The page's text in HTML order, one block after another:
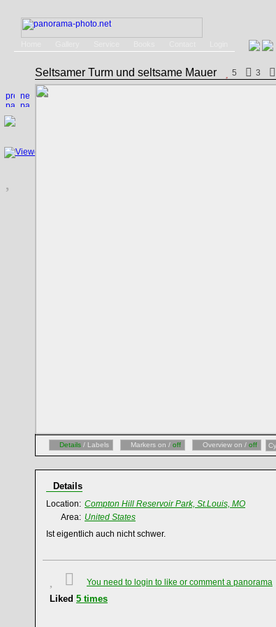
Seltsamer Turm und seltsame Mauer 5 3
Details / Labels Markers on / off Overview on / off
Details
Location: Compton Hill Reservoir Park, St.Louis, MO
Area: United States
Ist eigentlich auch nicht schwer.
You need to login to like or comment a panorama
Liked 5 times